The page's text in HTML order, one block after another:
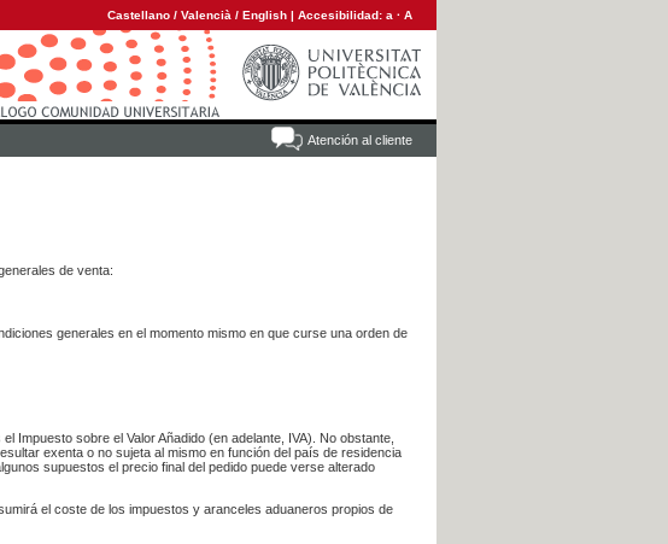
Castellano / Valencià / English | Accesibilidad: a · A
Atención al cliente
de venta:
generales en el momento mismo en que curse una orden de
Impuesto sobre el Valor Añadido (en adelante, IVA). No obstante,
exenta o no sujeta al mismo en función del país de residencia
supuestos el precio final del pedido puede verse alterado
el coste de los impuestos y aranceles aduaneros propios de